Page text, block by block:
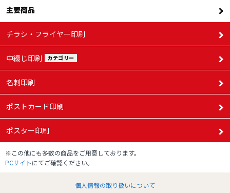
主要商品
チラシ・フライヤー印刷
中綴じ印刷 カテゴリー
名刺印刷
ポストカード印刷
ポスター印刷
※この他にも多数の商品をご用意しております。
PCサイトにてご確認ください。
個人情報の取り扱いについて